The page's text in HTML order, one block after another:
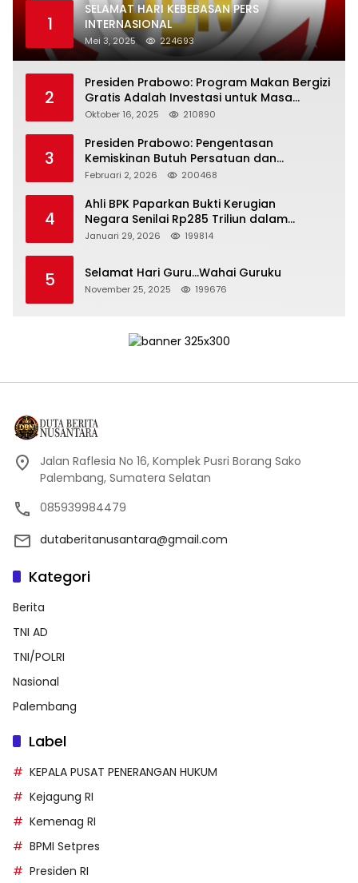
1
SELAMAT HARI KEBEBASAN PERS
INTERNASIONAL
Mei 3, 2025 224693
2
Presiden Prabowo: Program Makan Bergizi
Gratis Adalah Investasi untuk Masa
Depan Bangsa
Oktober 16, 2025 210890
3
Presiden Prabowo: Pengentasan
Kemiskinan Butuh Persatuan dan
Kepemimpinan yang Bertanggung Jawab
Februari 2, 2026 200468
4
Ahli BPK Paparkan Bukti Kerugian
Negara Senilai Rp285 Triliun dalam
Persidangan Korupsi PT Pertamina
Januari 29, 2026 199814
5 Selamat Hari Guru…Wahai Guruku
November 25, 2025 199676
Jalan Raflesia No 16, Komplek Pusri Borang Sako
Palembang, Sumatera Selatan
085939984479
dutaberitanusantara@gmail.com
Kategori
Berita
TNI AD
TNI/POLRI
Nasional
Palembang
Label
KEPALA PUSAT PENERANGAN HUKUM
Kejagung RI
Kemenag RI
BPMI Setpres
Presiden RI